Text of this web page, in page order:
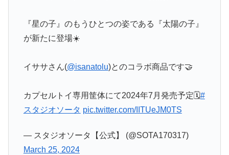
『星の子』のもうひとつの姿である『太陽の子』
が新たに登場☀️
イササさん(@isanatolu)とのコラボ商品です🤝
カプセルトイ専用筐体にて2024年7月発売予定🗓️#
スタジオソータ pic.twitter.com/IITUeJM0TS
— スタジオソータ【公式】 (@SOTA170317)
March 25, 2024